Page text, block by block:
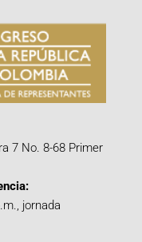
7 No. 8-68 Primer
jornada